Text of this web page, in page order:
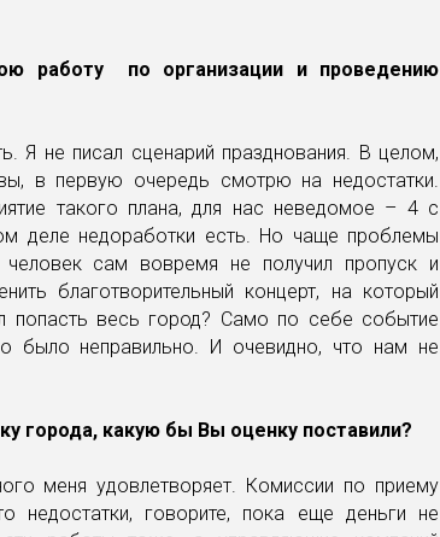
работу по организации и проведению
Я не писал сценарий празднования. В целом,
в первую очередь смотрю на недостатки.
такого плана, для нас неведомое – 4 с
деле недоработки есть. Но чаще проблемы
сам вовремя не получил пропуск и
благотворительный концерт, на который
попасть весь город? Само по себе событие
было неправильно. И очевидно, что нам не
города, какую бы Вы оценку поставили?
меня удовлетворяет. Комиссии по приему
недостатки, говорите, пока еще деньги не